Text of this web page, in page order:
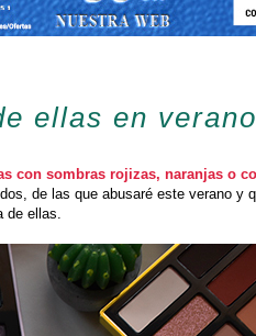
ellas en verano
con sombras rojizas, naranjas o
de las que abusaré este verano y
de ellas.